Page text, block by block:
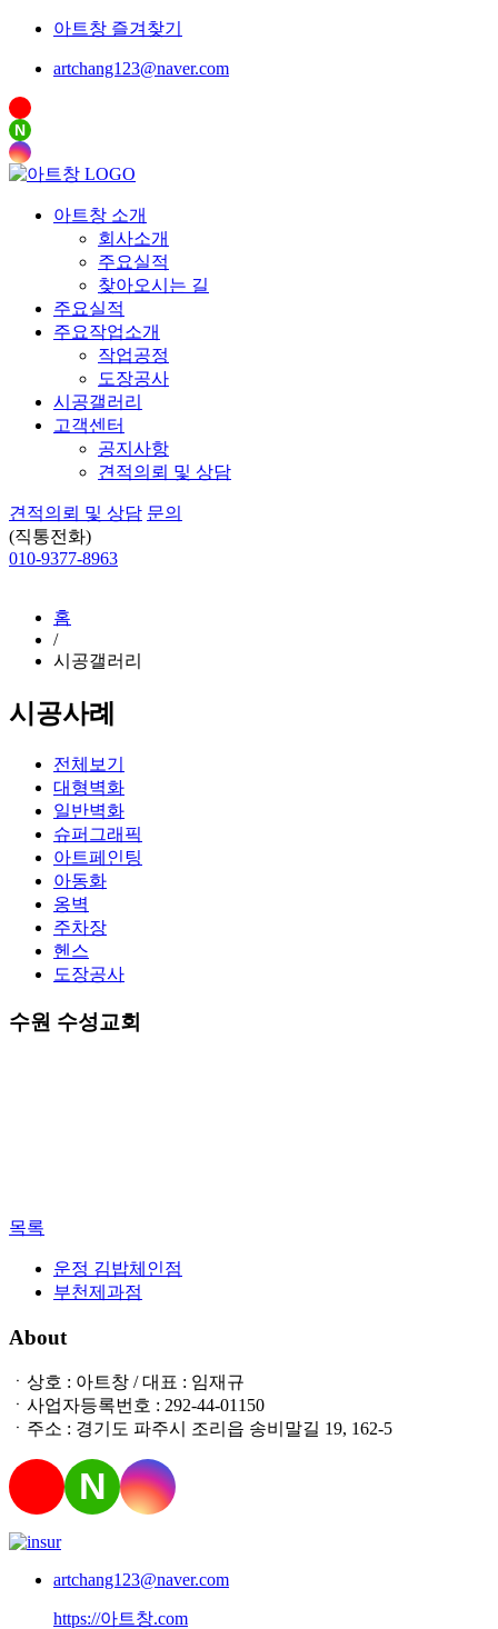
아트창 즐겨찾기
artchang123@naver.com
N
아트창 소개
회사소개
주요실적
찾아오시는 길
주요실적
주요작업소개
작업공정
도장공사
시공갤러리
고객센터
공지사항
견적의뢰 및 상담
견적의뢰 및 상담 문의
(직통전화)
010-9377-8963
홈
/
시공갤러리
시공사례
전체보기
대형벽화
일반벽화
슈퍼그래픽
아트페인팅
아동화
옹벽
주차장
헨스
도장공사
수원 수성교회
목록
운정 김밥체인점
부천제과점
About
ㆍ상호 : 아트창 / 대표 : 임재규
ㆍ사업자등록번호 : 292-44-01150
ㆍ주소 : 경기도 파주시 조리읍 송비말길 19, 162-5
N
artchang123@naver.com
https://아트창.com